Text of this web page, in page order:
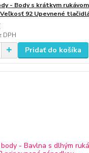
- Body s krátkym
92 Upevnené
DPH
Pridať do košíka